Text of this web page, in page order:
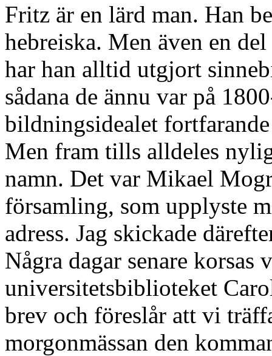
Fritz är en lärd man. Han
hebreiska. Men även en
har han alltid utgjort
sådana de ännu var på
bildningsidealet
Men fram tills alldeles
namn. Det var Mikael
församling, som upplyste
adress. Jag skickade
Några dagar senare korsas
universitetsbiblioteket
brev och föreslår att vi
morgonmässan den